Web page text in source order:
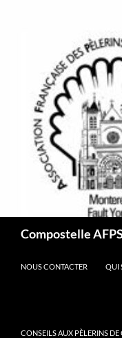
Compostelle
NOUS CONTACTER QUI
CONSEILS AUX PÈLERINS